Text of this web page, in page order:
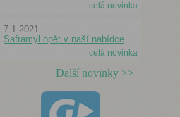
celá novinka
7.1.2021
Saframyl opět v naší nabídce
celá novinka
Další novinky >>